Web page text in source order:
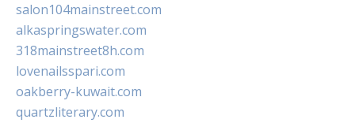
salon104mainstreet.com
alkaspringswater.com
318mainstreet8h.com
lovenailsspari.com
oakberry-kuwait.com
quartzliterary.com